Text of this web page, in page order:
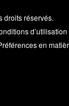
droits réservés.
en